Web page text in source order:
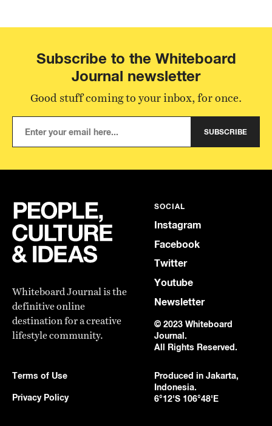
Subscribe to the Whiteboard
Journal newsletter
Good stuff coming to your inbox, for once.
SUBSCRIBE
Whiteboard Journal is the
definitive online
destination for a creative
lifestyle community.
SOCIAL
Instagram
Facebook
Twitter
Youtube
Newsletter
© 2023 Whiteboard
Journal.
All Rights Reserved.
Terms of Use
Privacy Policy
Produced in Jakarta,
Indonesia.
6°12'S 106°48'E